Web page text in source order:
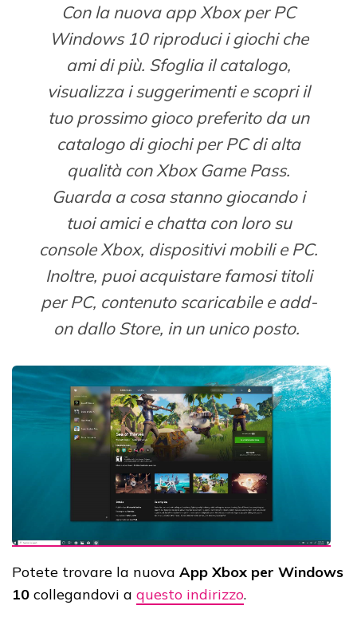
Con la nuova app Xbox per PC
Windows 10 riproduci i giochi che
ami di più. Sfoglia il catalogo,
visualizza i suggerimenti e scopri il
tuo prossimo gioco preferito da un
catalogo di giochi per PC di alta
qualità con Xbox Game Pass.
Guarda a cosa stanno giocando i
tuoi amici e chatta con loro su
console Xbox, dispositivi mobili e PC.
Inoltre, puoi acquistare famosi titoli
per PC, contenuto scaricabile e add-
on dallo Store, in un unico posto.
Potete trovare la nuova App Xbox per Windows
10 collegandovi a questo indirizzo.